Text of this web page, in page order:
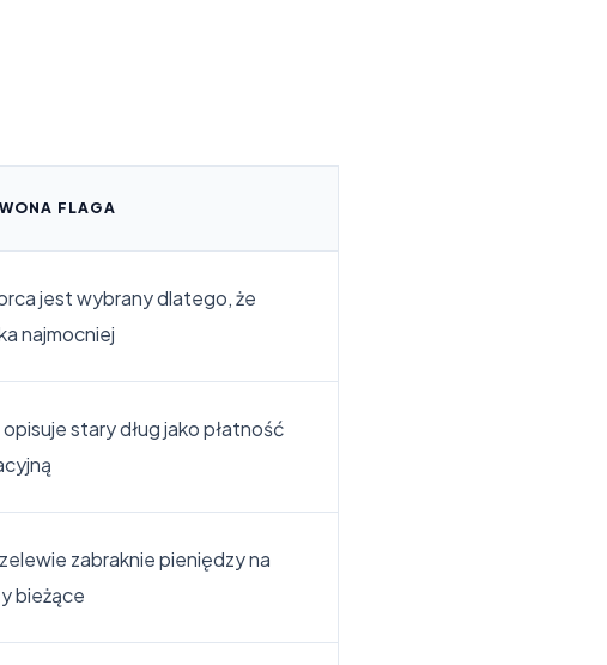
FLAGA
jest wybrany dlatego, że
najmocniej
opisuje stary dług jako płatność
zabraknie pieniędzy na
bieżące